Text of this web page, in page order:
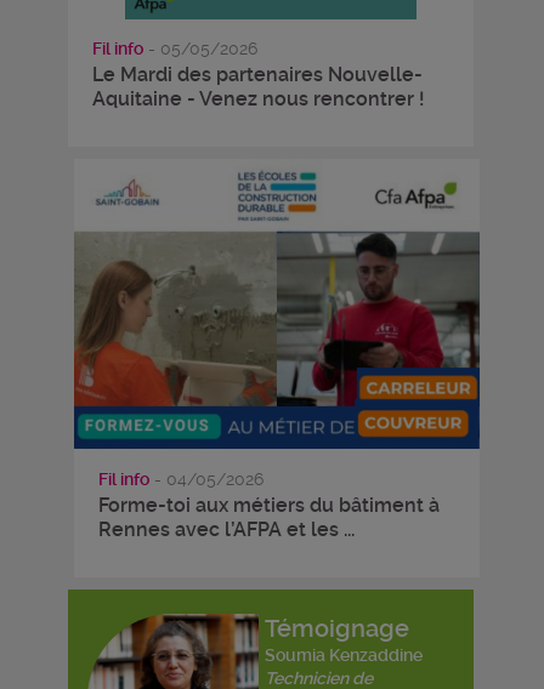
Fil info - 05/05/2026
Le Mardi des partenaires Nouvelle-
Aquitaine - Venez nous rencontrer !
Fil info - 04/05/2026
Forme-toi aux métiers du bâtiment à
Rennes avec l’AFPA et les ...
Témoignage
Soumia Kenzaddine
Technicien de